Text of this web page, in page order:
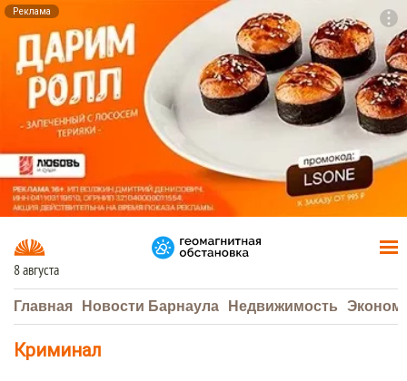
Реклама
8 августа
Главная Новости Барнаула Недвижимость
Криминал